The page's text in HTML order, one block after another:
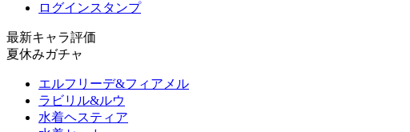
ログインスタンプ
最新キャラ評価
夏休みガチャ
エルフリーデ&フィアメル
ラビリル&ルウ
水着ヘスティア